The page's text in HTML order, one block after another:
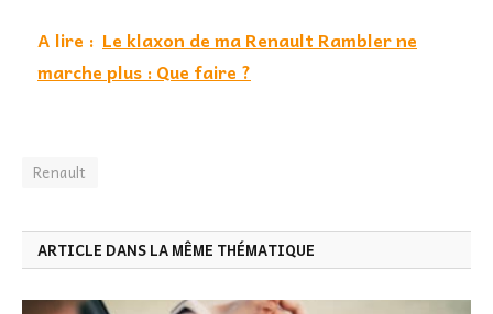
A lire : Le klaxon de ma Renault Rambler ne
marche plus : Que faire ?
Renault
ARTICLE DANS LA MÊME THÉMATIQUE